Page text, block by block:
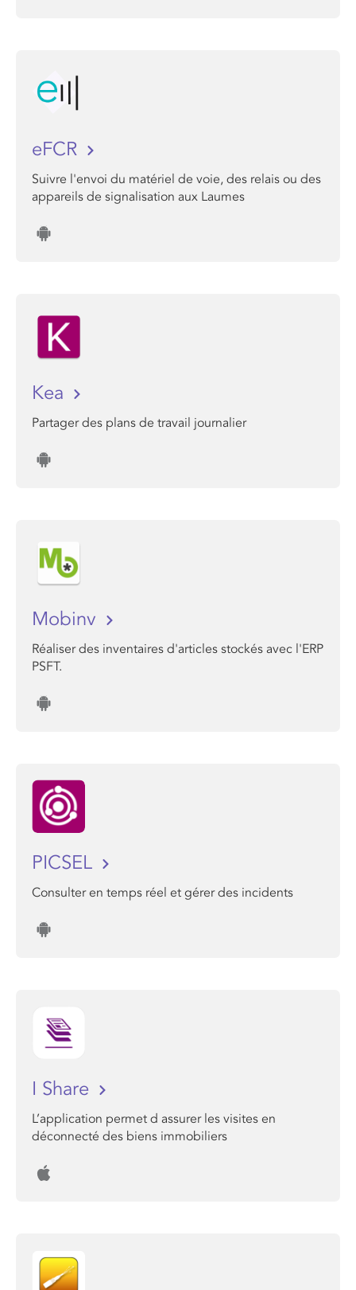
eFCR
Suivre l'envoi du matériel de voie, des relais ou des
appareils de signalisation aux Laumes
Kea
Partager des plans de travail journalier
Mobinv
Réaliser des inventaires d'articles stockés avec l'ERP
PSFT.
PICSEL
Consulter en temps réel et gérer des incidents
I Share
L’application permet d assurer les visites en
déconnecté des biens immobiliers